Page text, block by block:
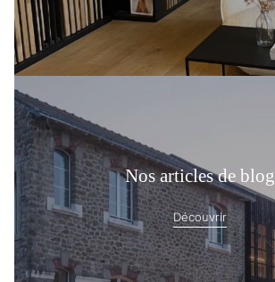
Nos articles de blog
Découvrir